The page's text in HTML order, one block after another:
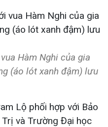
Hàm Nghi của gia
(áo lót xanh đậm) lưu
Lộ phối hợp với Bảo
và Trường Đại học